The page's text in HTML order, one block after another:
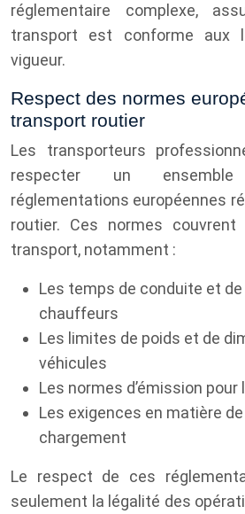
réglementaire complexe,
transport est conforme aux
vigueur.
Respect des normes
transport routier
Les transporteurs
respecter un
réglementations européennes
routier. Ces normes
transport, notamment :
Les temps de conduite et
chauffeurs
Les limites de poids et de
véhicules
Les normes d’émission
Les exigences en matière
chargement
Le respect de ces
seulement la légalité des